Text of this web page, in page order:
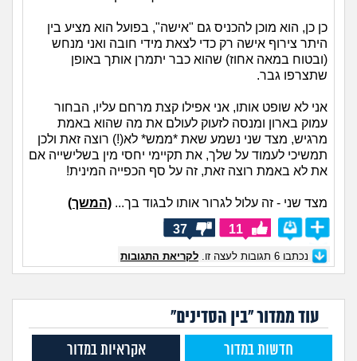
כן כן, הוא מוכן להכניס גם "אישה", בפועל הוא מציע בין
היתר צירוף אישה רק כדי לצאת מידי חובה ואני מנחש
(ובטוח במאה אחוז) שהוא כבר יתמרן אותך באופן
שתצרפו גבר.
אני לא שופט אותו, אני אפילו קצת מרחם עליו, הבחור
עמוק בארון ומנסה לזעוק לעולם את מה שהוא באמת
מרגיש, מצד שני נשמע שאת *ממש* לא(!) רוצה זאת ולכן
תמשיכי לעמוד על שלך, את תקיימי יחסי מין בשלישייה אם
את לא באמת רוצה זאת, זה על סף הכפייה המינית!
מצד שני - זה עלול לגרור אותו לבגוד בך... (המשך)
11
37
נכתבו 6 תגובות לעצה זו. לקריאת התגובות
עוד ממדור "בין הסדינים"
חדשות במדור אקראיות במדור